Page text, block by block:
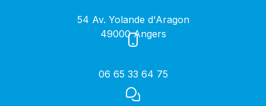
54 Av. Yolande d'Aragon
49000 Angers
06 65 33 64 75